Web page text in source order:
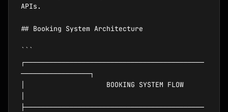
APIs.
## Booking System Architecture
```
┌────────────────────────────────────────────
─────────────────┐
│                    BOOKING SYSTEM FLOW
├────────────────────────────────────────────